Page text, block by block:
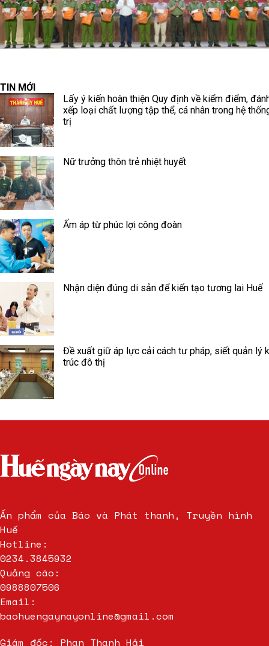
TIN MỚI
Lấy ý kiến hoàn thiện Quy định về kiểm điểm,
xếp loại chất lượng tập thể, cá nhân trong hệ
trị
Nữ trưởng thôn trẻ nhiệt huyết
Ấm áp từ phúc lợi công đoàn
Nhận diện đúng di sản để kiến tạo tương lai Huế
Đề xuất giữ áp lực cải cách tư pháp, siết quản lý
trúc đô thị
Ấn phẩm của Báo và Phát thanh, Truyền hình
Huế
Hotline:
0234.3845932
Quảng cáo:
0988807506
Email:
baohuengaynayonline@gmail.com
Giám đốc: Phan Thanh Hải